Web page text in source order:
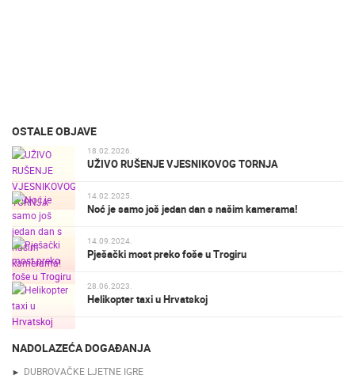
OSTALE OBJAVE
18.02.2026.
UŽIVO RUŠENJE VJESNIKOVOG TORNJA
14.02.2025.
Noć je samo još jedan dan s našim kamerama!
14.09.2024.
Pješački most preko foše u Trogiru
28.06.2023.
Helikopter taxi u Hrvatskoj
NADOLAZEĆA DOGAĐANJA
DUBROVAČKE LJETNE IGRE